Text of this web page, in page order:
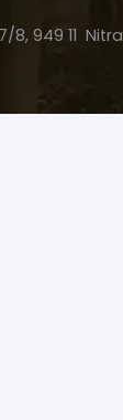
8, 949 11 Nitra